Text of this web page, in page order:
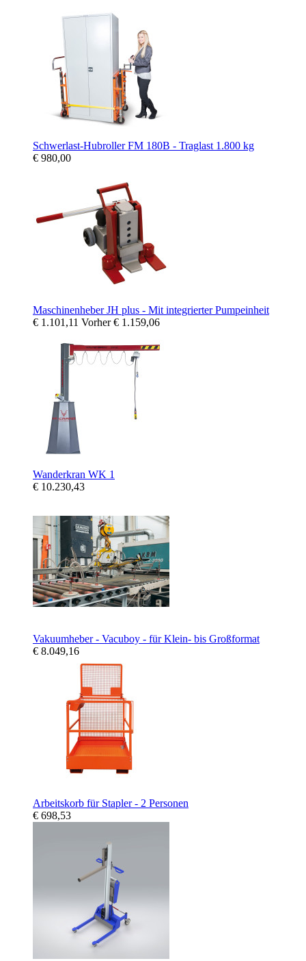
Schwerlast-Hubroller FM 180B - Traglast 1.800 kg
€ 980,00
Maschinenheber JH plus - Mit integrierter Pumpeinheit
€ 1.101,11 Vorher€ 1.159,06
Wanderkran WK 1
€ 10.230,43
Vakuumheber - Vacuboy - für Klein- bis Großformat
€ 8.049,16
Arbeitskorb für Stapler - 2 Personen
€ 698,53